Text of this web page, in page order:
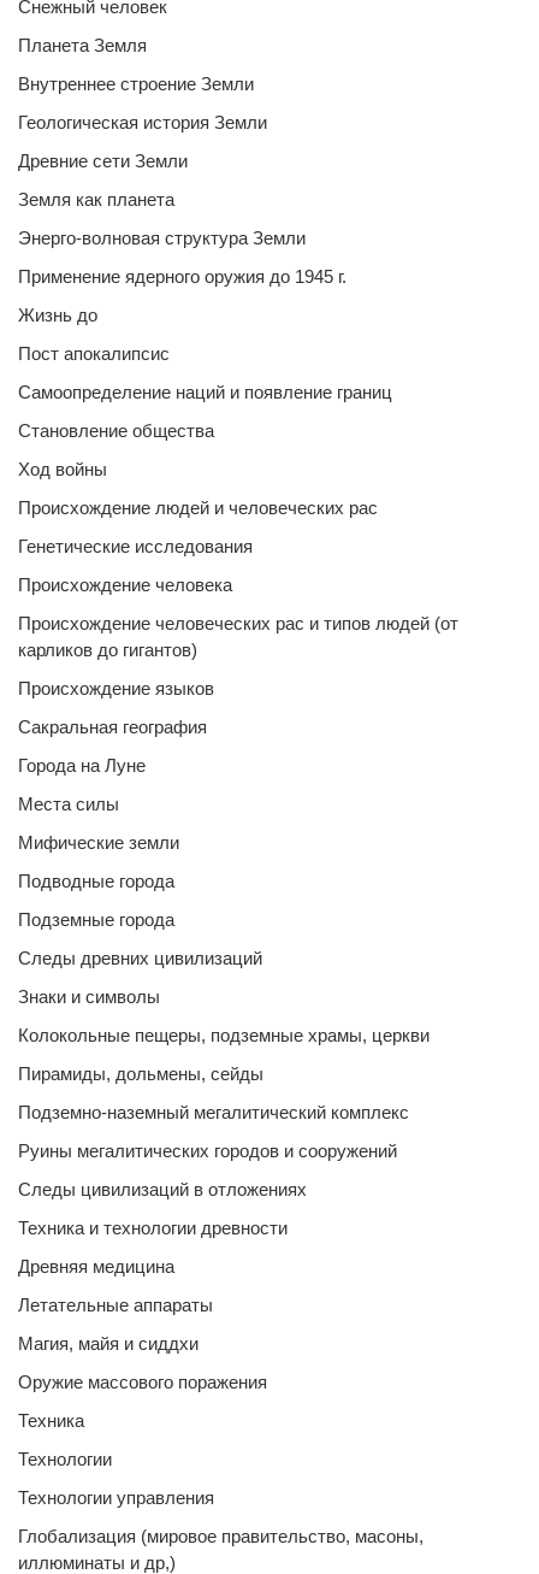
Снежный человек
Планета Земля
Внутреннее строение Земли
Геологическая история Земли
Древние сети Земли
Земля как планета
Энерго-волновая структура Земли
Применение ядерного оружия до 1945 г.
Жизнь до
Пост апокалипсис
Самоопределение наций и появление границ
Становление общества
Ход войны
Происхождение людей и человеческих рас
Генетические исследования
Происхождение человека
Происхождение человеческих рас и типов людей (от
карликов до гигантов)
Происхождение языков
Сакральная география
Города на Луне
Места силы
Мифические земли
Подводные города
Подземные города
Следы древних цивилизаций
Знаки и символы
Колокольные пещеры, подземные храмы, церкви
Пирамиды, дольмены, сейды
Подземно-наземный мегалитический комплекс
Руины мегалитических городов и сооружений
Следы цивилизаций в отложениях
Техника и технологии древности
Древняя медицина
Летательные аппараты
Магия, майя и сиддхи
Оружие массового поражения
Техника
Технологии
Технологии управления
Глобализация (мировое правительство, масоны,
иллюминаты и др,)